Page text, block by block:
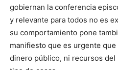
gobiernan la conferencia
y relevante para todos no es
su comportamiento pone
manifiesto que es urgente
dinero público, ni recursos del